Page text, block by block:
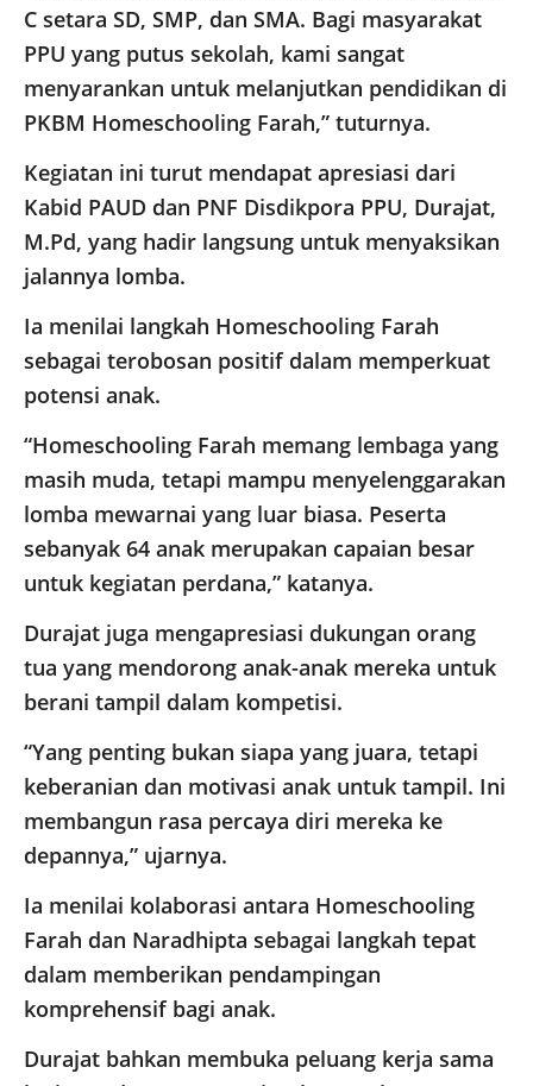
C setara SD, SMP, dan SMA. Bagi masyarakat
PPU yang putus sekolah, kami sangat
menyarankan untuk melanjutkan pendidikan di
PKBM Homeschooling Farah,” tuturnya.
Kegiatan ini turut mendapat apresiasi dari
Kabid PAUD dan PNF Disdikpora PPU, Durajat,
M.Pd, yang hadir langsung untuk menyaksikan
jalannya lomba.
Ia menilai langkah Homeschooling Farah
sebagai terobosan positif dalam memperkuat
potensi anak.
“Homeschooling Farah memang lembaga yang
masih muda, tetapi mampu menyelenggarakan
lomba mewarnai yang luar biasa. Peserta
sebanyak 64 anak merupakan capaian besar
untuk kegiatan perdana,” katanya.
Durajat juga mengapresiasi dukungan orang
tua yang mendorong anak-anak mereka untuk
berani tampil dalam kompetisi.
“Yang penting bukan siapa yang juara, tetapi
keberanian dan motivasi anak untuk tampil. Ini
membangun rasa percaya diri mereka ke
depannya,” ujarnya.
Ia menilai kolaborasi antara Homeschooling
Farah dan Naradhipta sebagai langkah tepat
dalam memberikan pendampingan
komprehensif bagi anak.
Durajat bahkan membuka peluang kerja sama